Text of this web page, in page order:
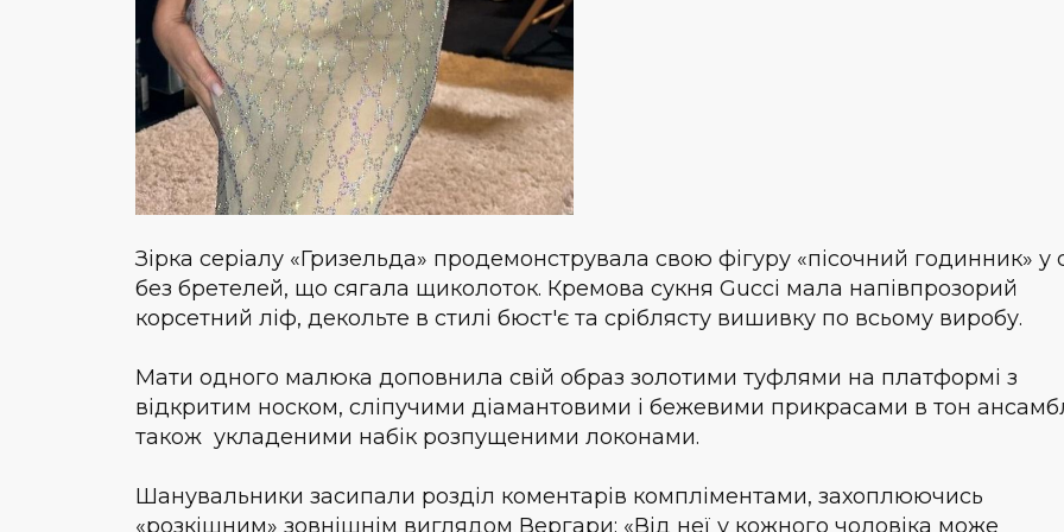
Зірка серіалу «Гризельда» продемонструвала свою фігуру «пісочний годинник» у
без бретелей, що сягала щиколоток. Кремова сукня Gucci мала напівпрозорий
корсетний ліф, декольте в стилі бюст'є та сріблясту вишивку по всьому виробу.
Мати одного малюка доповнила свій образ золотими туфлями на платформі з
відкритим носком, сліпучими діамантовими і бежевими прикрасами в тон
також укладеними набік розпущеними локонами.
Шанувальники засипали розділ коментарів компліментами, захоплюючись
«розкішним» зовнішнім виглядом Вергари: «Від неї у кожного чоловіка може